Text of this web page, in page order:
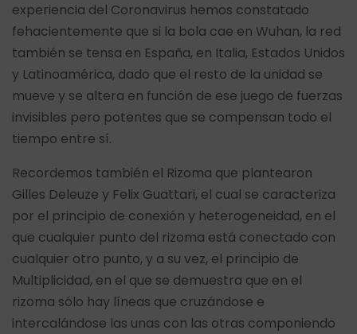
experiencia del Coronavirus hemos constatado
fehacientemente que si la bola cae en Wuhan, la red
también se tensa en España, en Italia, Estados Unidos
y Latinoamérica, dado que el resto de la unidad se
mueve y se altera en función de ese juego de fuerzas
invisibles pero potentes que se compensan todo el
tiempo entre sí.
Recordemos también el Rizoma que plantearon
Gilles Deleuze y Felix Guattari, el cual se caracteriza
por el principio de conexión y heterogeneidad, en el
que cualquier punto del rizoma está conectado con
cualquier otro punto, y a su vez, el principio de
Multiplicidad, en el que se demuestra que en el
rizoma sólo hay líneas que cruzándose e
intercalándose las unas con las otras componiendo